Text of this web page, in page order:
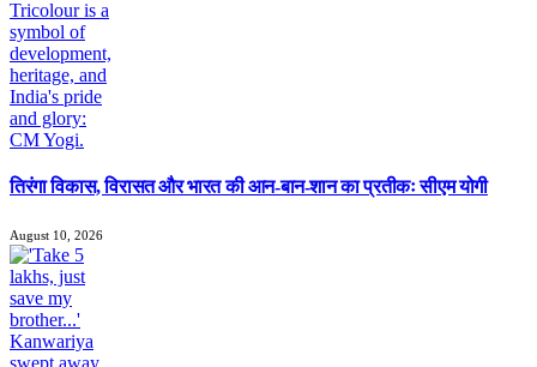
तिरंगा विकास, विरासत और भारत की आन-बान-शान का प्रतीकः सीएम योगी
August 10, 2026